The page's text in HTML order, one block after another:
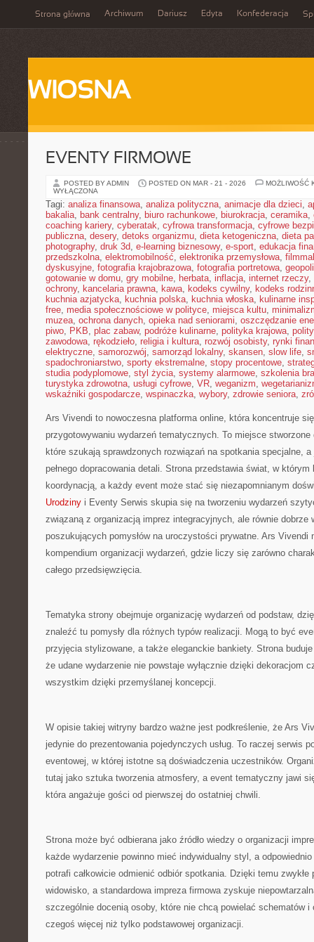
Strona główna Archiwum Dariusz Edyta Konfederacja
WIOSNA
EVENTY FIRMOWE
POSTED BY ADMIN POSTED ON MAR - 21 - 2026
MOŻLIWOŚĆ
WYŁĄCZONA
Tagi: analiza finansowa, analiza polityczna, animacje dla dzieci,
bakalia, bank centralny, biuro rachunkowe, biurokracja, ceramika,
coaching kariery, cyberatak, cyfrowa transformacja, cyfrowe
publiczna, desery, detoks organizmu, dieta ketogeniczna, dieta
photography, druk 3d, e-learning biznesowy, e-sport, edukacja
przedszkolna, elektromobilność, elektronika przemysłowa,
dyskusyjne, fotografia krajobrazowa, fotografia portretowa,
gotowanie w domu, gry mobilne, herbata, inflacja, internet rzeczy,
ochrony, kancelaria prawna, kawa, kodeks cywilny, kodeks
kuchnia azjatycka, kuchnia polska, kuchnia włoska, kulinarne
free, media społecznościowe w polityce, miejsca kultu,
muzea, ochrona danych, opieka nad seniorami, oszczędzanie
piwo, PKB, plac zabaw, podróże kulinarne, polityka krajowa,
zawodowa, rękodzieło, religia i kultura, rozwój osobisty, rynki
elektryczne, samorozwój, samorząd lokalny, skansen, slow life,
spadochroniarstwo, sporty ekstremalne, stopy procentowe,
studia podyplomowe, styl życia, systemy alarmowe, szkolenia
turystyka zdrowotna, usługi cyfrowe, VR, weganizm,
wskaźniki gospodarcze, wspinaczka, wybory, zdrowie seniora,
Ars Vivendi to nowoczesna platforma online, która koncentruje
przygotowywaniu wydarzeń tematycznych. To miejsce
które szukają sprawdzonych rozwiązań na spotkania specjalne,
pełnego dopracowania detali. Strona przedstawia świat, w
koordynacją, a każdy event może stać się niezapomnianym
Urodziny i Eventy Serwis skupia się na tworzeniu wydarzeń
związaną z organizacją imprez integracyjnych, ale równie dobrze
poszukujących pomysłów na uroczystości prywatne. Ars Vivendi
kompendium organizacji wydarzeń, gdzie liczy się zarówno
całego przedsięwzięcia.
Tematyka strony obejmuje organizację wydarzeń od podstaw,
znaleźć tu pomysły dla różnych typów realizacji. Mogą to być
przyjęcia stylizowane, a także eleganckie bankiety. Strona
że udane wydarzenie nie powstaje wyłącznie dzięki dekoracjom
wszystkim dzięki przemyślanej koncepcji.
W opisie takiej witryny bardzo ważne jest podkreślenie, że Ars
jedynie do prezentowania pojedynczych usług. To raczej serwis
eventowej, w której istotne są doświadczenia uczestników.
tutaj jako sztuka tworzenia atmosfery, a event tematyczny jawi
która angażuje gości od pierwszej do ostatniej chwili.
Strona może być odbierana jako źródło wiedzy o organizacji
każde wydarzenie powinno mieć indywidualny styl, a
potrafi całkowicie odmienić odbiór spotkania. Dzięki temu
widowisko, a standardowa impreza firmowa zyskuje
szczególnie docenią osoby, które nie chcą powielać schematów i
czegoś więcej niż tylko podstawowej organizacji.